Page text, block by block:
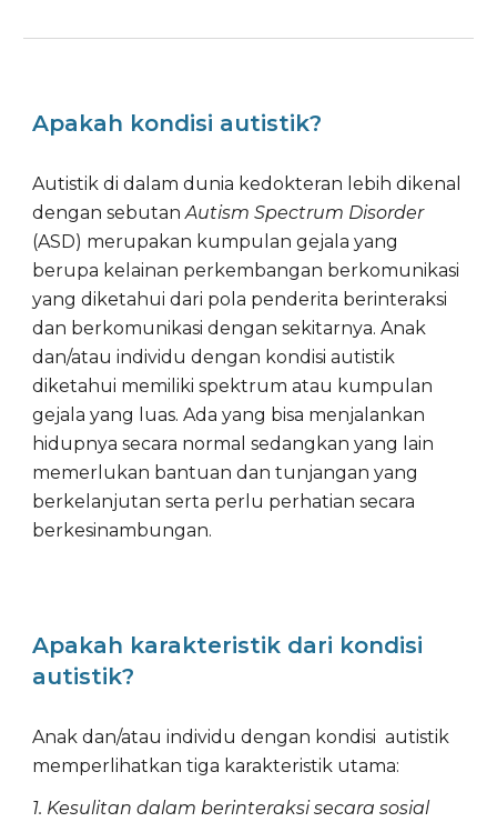
Apakah kondisi autistik?
Autistik di dalam dunia kedokteran lebih dikenal
dengan sebutanAutism Spectrum Disorder
(ASD) merupakan kumpulan gejala yang
berupa kelainan perkembangan berkomunikasi
yang diketahui dari pola penderita berinteraksi
dan berkomunikasi dengan sekitarnya. Anak
dan/atau individu dengan kondisi autistik
diketahui memiliki spektrum atau kumpulan
gejala yang luas. Ada yang bisa menjalankan
hidupnya secara normal sedangkan yang lain
memerlukan bantuan dan tunjangan yang
berkelanjutan serta perlu perhatian secara
berkesinambungan.
Apakah karakteristik dari kondisi
autistik?
Anak dan/atau individu dengan kondisi autistik
memperlihatkan tiga karakteristik utama:
1. Kesulitan dalam berinteraksi secara sosial